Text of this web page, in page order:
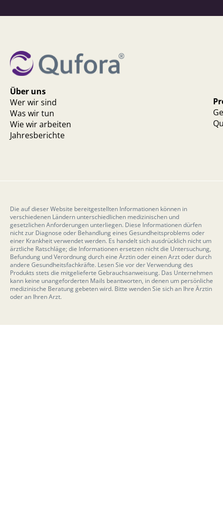
Über uns
Wer wir sind
Was wir tun
Wie wir arbeiten
Jahresberichte
Die auf dieser Website bereitgestellten Informationen können in
verschiedenen Ländern unterschiedlichen medizinischen und
gesetzlichen Anforderungen unterliegen. Diese Informationen dürfen
nicht zur Diagnose oder Behandlung eines Gesundheitsproblems oder
einer Krankheit verwendet werden. Es handelt sich ausdrücklich nicht um
ärztliche Ratschläge; die Informationen ersetzen nicht die Untersuchung,
Befundung und Verordnung durch eine Ärztin oder einen Arzt oder durch
andere Gesundheitsfachkräfte. Lesen Sie vor der Verwendung des
Produkts stets die mitgelieferte Gebrauchsanweisung. Das Unternehmen
kann keine unangeforderten Mails beantworten, in denen um persönliche
medizinische Beratung gebeten wird. Bitte wenden Sie sich an Ihre Ärztin
oder an Ihren Arzt.